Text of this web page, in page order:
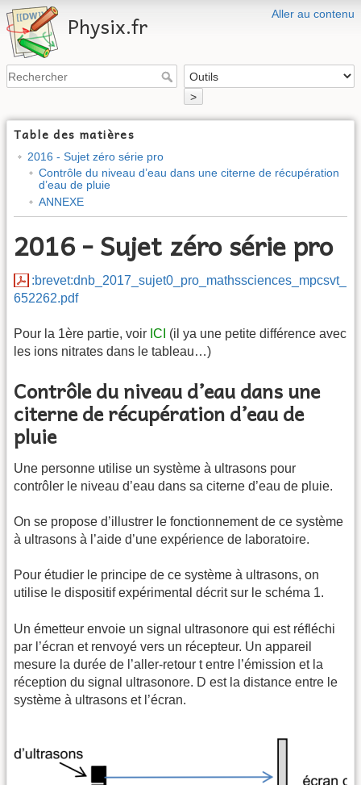
Aller au contenu
Physix.fr
>
Table des matières
2016 - Sujet zéro série pro
Contrôle du niveau d’eau dans une citerne de récupération
d’eau de pluie
ANNEXE
2016 - Sujet zéro série pro
:brevet:dnb_2017_sujet0_pro_mathssciences_mpcsvt_
652262.pdf
Pour la 1ère partie, voir ICI (il ya une petite différence avec
les ions nitrates dans le tableau…)
Contrôle du niveau d’eau dans une
citerne de récupération d’eau de
pluie
Une personne utilise un système à ultrasons pour
contrôler le niveau d’eau dans sa citerne d’eau de pluie.
On se propose d’illustrer le fonctionnement de ce système
à ultrasons à l’aide d’une expérience de laboratoire.
Pour étudier le principe de ce système à ultrasons, on
utilise le dispositif expérimental décrit sur le schéma 1.
Un émetteur envoie un signal ultrasonore qui est réfléchi
par l’écran et renvoyé vers un récepteur. Un appareil
mesure la durée de l’aller-retour t entre l’émission et la
réception du signal ultrasonore. D est la distance entre le
système à ultrasons et l’écran.